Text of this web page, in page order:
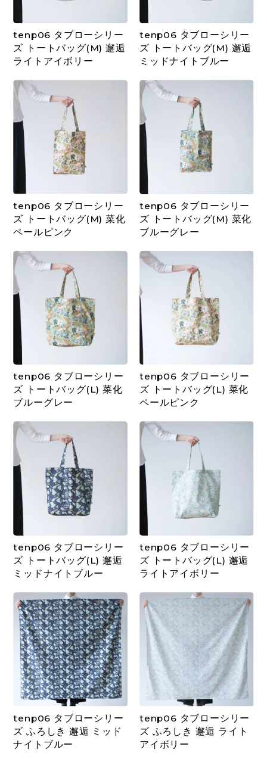
tenp06 タブローシリー
ズ トートバッグ(M) 邂逅
ライトアイボリー
tenp06 タブローシリー
ズ トートバッグ(M) 邂逅
ミッドナイトブルー
tenp06 タブローシリー
ズ トートバッグ(M) 菜化
ペールピンク
tenp06 タブローシリー
ズ トートバッグ(M) 菜化
ブルーグレー
tenp06 タブローシリー
ズ トートバッグ(L) 菜化
ブルーグレー
tenp06 タブローシリー
ズ トートバッグ(L) 菜化
ペールピンク
tenp06 タブローシリー
ズ トートバッグ(L) 邂逅
ミッドナイトブルー
tenp06 タブローシリー
ズ トートバッグ(L) 邂逅
ライトアイボリー
tenp06 タブローシリー
ズ ふろしき 邂逅 ミッド
ナイトブルー
tenp06 タブローシリー
ズ ふろしき 邂逅 ライト
アイボリー